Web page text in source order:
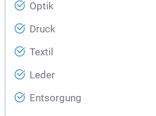
Optik
Druck
Textil
Leder
Entsorgung